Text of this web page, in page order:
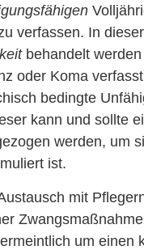
verfassen. In
behandelt
oder Koma
bedingte
kann und sollte
werden, um
ist.
mit
um einen